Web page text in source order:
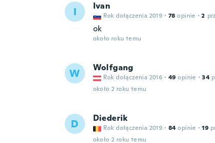
I Ivan
Rok dołączenia 2019 · 78 opinie · 2
ok
około roku temu
W Wolfgang
Rok dołączenia 2016 · 49 opinie · 34
około 2 roku temu
D Diederik
Rok dołączenia 2019 · 84 opinie · 19
około 2 roku temu